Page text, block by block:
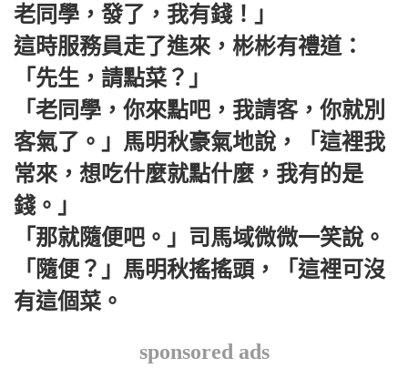
老同學，發了，我有錢！」
這時服務員走了進來，彬彬有禮道：
「先生，請點菜？」
「老同學，你來點吧，我請客，你就別
客氣了。」馬明秋豪氣地說，「這裡我
常來，想吃什麼就點什麼，我有的是
錢。」
「那就隨便吧。」司馬域微微一笑說。
「隨便？」馬明秋搖搖頭，「這裡可沒
有這個菜。
sponsored ads